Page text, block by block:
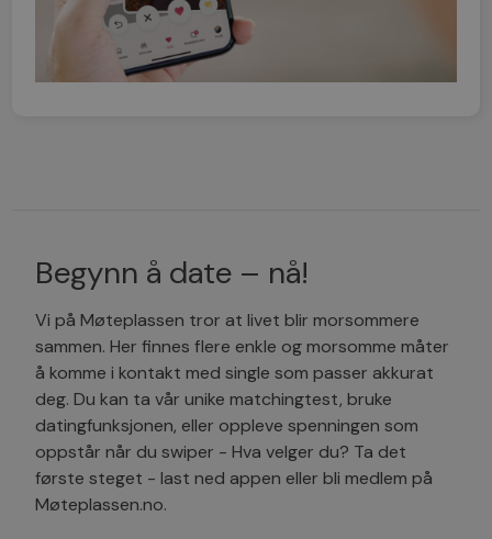
Begynn å date – nå!
Vi på Møteplassen tror at livet blir morsommere
sammen. Her finnes flere enkle og morsomme måter
å komme i kontakt med single som passer akkurat
deg. Du kan ta vår unike matchingtest, bruke
datingfunksjonen, eller oppleve spenningen som
oppstår når du swiper - Hva velger du? Ta det
første steget - last ned appen eller bli medlem på
Møteplassen.no.